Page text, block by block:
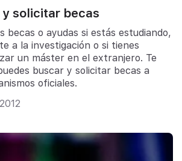
solicitar becas
becas o ayudas si estás estudiando,
a la investigación o si tienes
un máster en el extranjero. Te
buscar y solicitar becas a
oficiales.